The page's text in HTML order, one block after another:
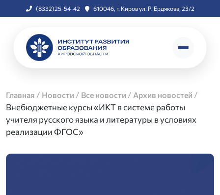
(8332)25-54-42 610046, г. Киров ул. Р. Ердякова, 23/2
Главная / Новости / Все новости / Архив новостей /
Внебюджетные курсы «ИКТ в системе работы
учителя русского языка и литературы в условиях
реализации ФГОС»